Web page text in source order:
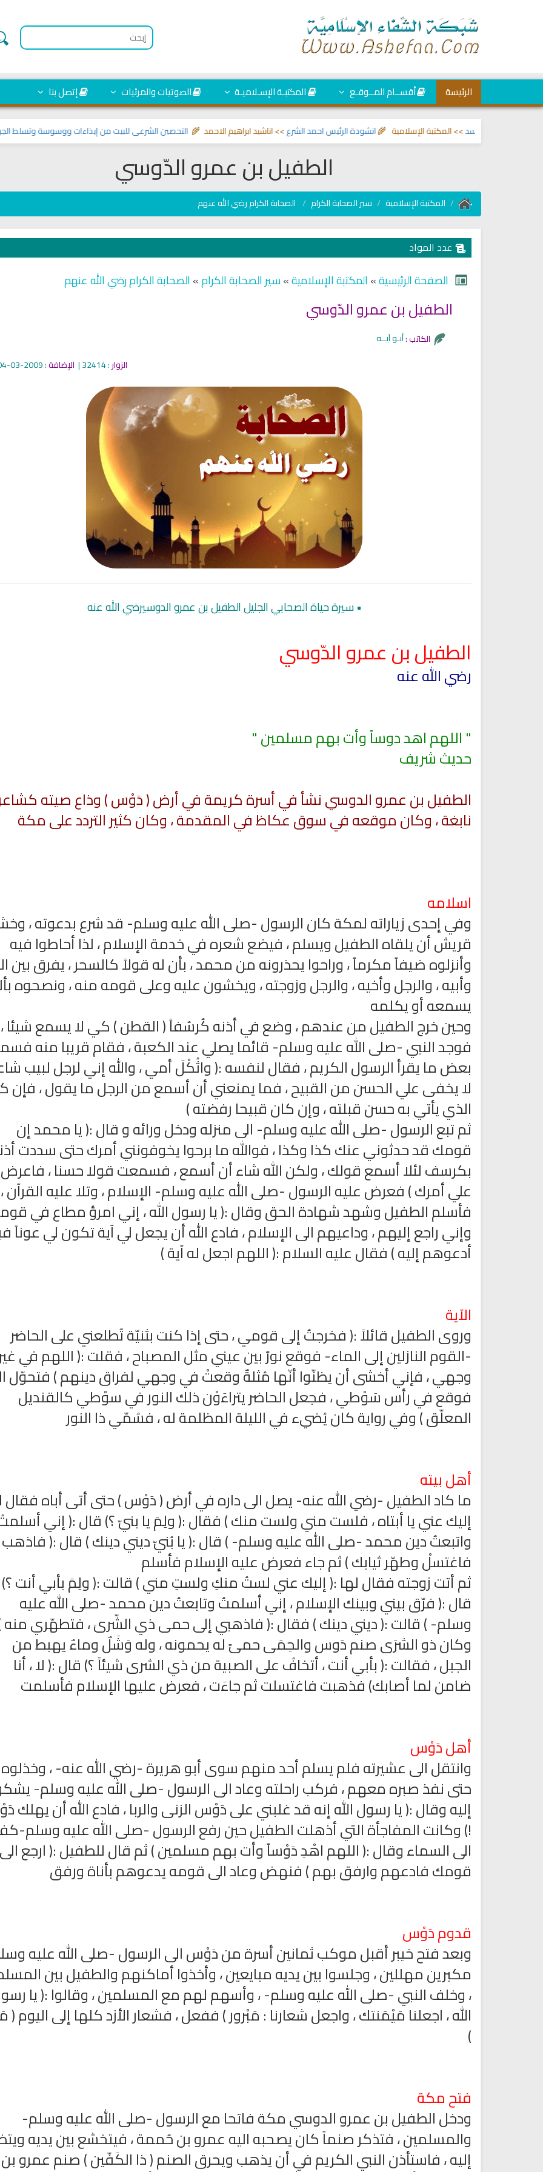
الرئيسة أقســام المــوقـع المكتبـة الإسـلاميـة الصوتيات والمرئيات إتصل بنا
التحصين الشرعي للبيت من إيذاءات ووسوسة وتسلط الجن>> انشودة الرئيس احمد الشرع>> اناشيد ابراهيم الاحمد 🌾 >> المكتبة الإسلامية 🌾
الطفيل بن عمرو الدّوسي
المكتبة الإسلامية سير الصحابة الكرام الصحابة الكرام رضي الله عنهم
عدد المواد
الصفحة الرئيسية»المكتبة الإسلامية»سير الصحابة الكرام»الصحابة الكرام رضي الله عنهم
الكاتب :
الزوار: 32414 | الإضافة: 2009-03-04
•سيرة حياة الصحابي الجليل الطفيل بن عمرو الدوسيرضي الله عنه
الطفيل بن عمرو الدّوسي
رضي الله عنه
" اللهم اهد دوساً وأت بهم مسلمين "
حديث شريف
الطفيل بن عمرو الدوسي نشأ في أسرة كريمة في أرض ( دَوْس ) وذاع صيته
نابغة ، وكان موقعه في سوق عكاظ في المقدمة ، وكان كثير التردد على مكة
اسلامه
وفي إحدى زياراته لمكة كان الرسول -صلى الله عليه وسلم- قد شرع بدعوته ،
قريش أن يلقاه الطفيل ويسلم ، فيضع شعره في خدمة الإسلام ، لذا أحاطوا فيه
وأنزلوه ضيفاً مكرماً ، وراحوا يحذرونه من محمد ، بأن له قولاً كالسحر ، يفرق بين
وأبيه ، والرجل وأخيه ، والرجل وزوجته ، ويخشون عليه وعلى قومه منه ، ونصحوه
يسمعه أو يكلمه
وحين خرج الطفيل من عندهم ، وضع في أذنه كُرسُفاً ( القطن ) كي لا يسمع شيئا ،
فوجد النبي -صلى الله عليه وسلم- قائما يصلي عند الكعبة ، فقام قريبا منه
بعض ما يقرأ الرسول الكريم ، فقال لنفسه :( واثُكْلَ أمي ، والله إني لرجل لبيب
لا يخفى علي الحسن من القبيح ، فما يمنعني أن أسمع من الرجل ما يقول ، فإن
الذي يأتي به حسن قبلته ، وإن كان قبيحا رفضته )
ثم تبع الرسول -صلى الله عليه وسلم- الى منزله ودخل ورائه و قال :( يا محمد إن
قومك قد حدثوني عنك كذا وكذا ، فوالله ما برحوا يخوفونني أمرك حتى سددت
بكرسف لئلا أسمع قولك ، ولكن الله شاء أن أسمع ، فسمعت قولا حسنا ، فاعرض
علي أمرك ) فعرض عليه الرسول -صلى الله عليه وسلم- الإسلام ، وتلا عليه القرآن ،
فأسلم الطفيل وشهد شهادة الحق وقال :( يا رسول الله ، إني امرؤ مطاع في
وإني راجع إليهم ، وداعيهم الى الإسلام ، فادع الله أن يجعل لي آية تكون لي عوناً
أدعوهم إليه ) فقال عليه السلام :( اللهم اجعل له آية )
الآية
وروى الطفيل قائلاً :( فخرجتُ إلى قومي ، حتى إذا كنت بثنيّة تُطلعني على الحاضر
-القوم النازلين إلى الماء- فوقع نورٌ بين عيني مثل المصباح ، فقلت :( اللهم في
وجهي ، فإني أخشى أن يظنّوا أنّها مُثلةٌ وقعتْ في وجهي لفراق دينهم ) فتحوّل
فوقع في رأس سَوْطي ، فجعل الحاضر يتراءَوْن ذلك النور في سوْطي كالقنديل
المعلّق ) وفي رواية كان يُضيء في الليلة المظلمة له ، فسُمّي ذا النور
أهل بيته
ما كاد الطفيل -رضي الله عنه- يصل الى داره في أرض ( دَوْس ) حتى أتى أباه فقال
إليك عني يا أبتاه ، فلست مني ولست منك ) فقال :( ولِمَ يا بنيّ ؟) قال :( إني
واتبعتُ دين محمد -صلى الله عليه وسلم- ) قال :( يا بُنيّ ديني دينك ) قال :( فاذهب
فاغتسلْ وطهّر ثيابك ) ثم جاء فعرض عليه الإسلام فأسلم
ثم أتت زوجته فقال لها :( إليك عني لستُ منكِ ولستِ مني ) قالت :( ولِمَ بأبي أنت ؟)
قال :( فرّق بيني وبينك الإسلام ، إني أسلمتُ وتابعتُ دين محمد -صلى الله عليه
وسلم- ) قالت :( ديني دينك ) فقال :( فاذهبي إلى حمى ذي الشّرىَ ، فتطهّري منه
وكان ذو الشرَى صنم دَوس والحِمَى حمىً له يحمونه ، وله وَشَلٌ وماءٌ يهبط من
الجبل ، فقالت :( بأبي أنت ، أتخافُ على الصبية من ذي الشرى شيئاً ؟) قال :( لا ، أنا
ضامن لما أصابك) فذهبت فاغتسلت ثم جاءَت ، فعرض عليها الإسلام فأسلمت
أهل دَوْس
وانتقل الى عشيرته فلم يسلم أحد منهم سوى أبو هريرة -رضي الله عنه- ، وخذلوه
حتى نفذ صبره معهم ، فركب راحلته وعاد الى الرسول -صلى الله عليه وسلم-
إليه وقال :( يا رسول الله إنه قد غلبني على دَوْس الزنى والربا ، فادع الله أن يهلك
!) وكانت المفاجأة التي أذهلت الطفيل حين رفع الرسول -صلى الله عليه وسلم-
الى السماء وقال :( اللهم اهْدِ دَوْساً وأت بهم مسلمين ) ثم قال للطفيل :( ارجع الى
قومك فادعهم وارفق بهم ) فنهض وعاد الى قومه يدعوهم بأناة ورفق
قدوم دَوْس
وبعد فتح خيبر أقبل موكب ثمانين أسرة من دَوْس الى الرسول -صلى الله عليه
مكبرين مهللين ، وجلسوا بين يديه مبايعين ، وأخذوا أماكنهم والطفيل بين
، وخلف النبي -صلى الله عليه وسلم- ، وأسهم لهم مع المسلمين ، وقالوا :( يا
الله ، اجعلنا مَيْمَنتك ، واجعل شعارنا : مَبْرور ) ففعل ، فشعار الأزد كلها إلى اليوم (
)
فتح مكة
ودخل الطفيل بن عمرو الدوسي مكة فاتحا مع الرسول -صلى الله عليه وسلم-
والمسلمين ، فتذكر صنماً كان يصحبه اليه عمرو بن حُممة ، فيتخشع بين يديه
إليه ، فاستأذن النبي الكريم في أن يذهب ويحرق الصنم ( ذا الكَفّين ) صنم عمرو بن
Ruqyah Shariah
Ruqyah Shariah Full Mishary
Rashid Al Afasy Mp3 الرقية
الشرعية
Ruqyah Shariah
Sihir Jin Yahudi pada Seorang
Wanita
Spell on a Woman
انشودة تلك أمي
أناشيد الأم
اقمار الهبارية
فريق أجناد للفن الاسلامي
تلاوة جديدة للشيخ مشاري
العفاسي تهتز لها القلوب
تلاوات منوعة ترجمة معاني القرآن صوت الى اللغة
التاميلية
الترجمات الصوتية لمعاني
القرآن Mp3
الترجمة الصوتية لمعاني القرآن الى
اللغة الفارسية
الترجمات الصوتية لمعاني
القرآن Mp3
12484 | 2024-05-29
ترجمة معاني القرآن
اللغة البرتغالية
الترجمات الصوتية
القرآن Mp3
11457 | 2024-05-29
راديو مباشر للقرآن الكريم الشيخ
محمد جبريل
راديو لتفسير القرآن الكريم مباشر اذاعة الرقية الشرعية مباشر
كتاب تربية الاولاد في الاسلام